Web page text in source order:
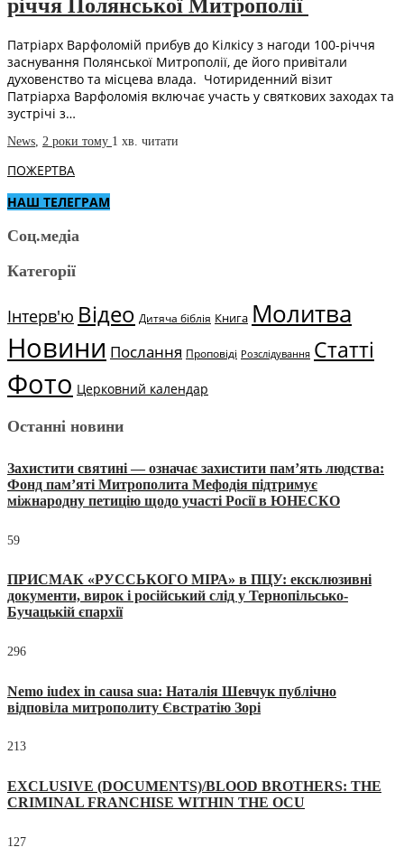
річчя Полянської Митрополії
Патріарх Варфоломій прибув до Кілкісу з нагоди 100-річчя
заснування Полянської Митрополії, де його привітали
духовенство та місцева влада. Чотириденний візит
Патріарха Варфоломія включає участь у святкових заходах та
зустрічі з…
News, 2 роки тому 1 хв. читати
ПОЖЕРТВА
НАШ ТЕЛЕГРАМ
Соц.медіа
Категорії
Інтерв'ю Відео Дитяча біблія Книга Молитва
Новини Послання Проповіді Розслідування Статті
Фото Церковний календар
Останні новини
Захистити святині — означає захистити пам’ять людства:
Фонд пам’яті Митрополита Мефодія підтримує
міжнародну петицію щодо участі Росії в ЮНЕСКО
59
ПРИСМАК «РУССЬКОГО МІРА» в ПЦУ: ексклюзивні
документи, вирок і російський слід у Тернопільсько-
Бучацькій єпархії
296
Nemo iudex in causa sua: Наталія Шевчук публічно
відповіла митрополиту Євстратію Зорі
213
EXCLUSIVE (DOCUMENTS)/BLOOD BROTHERS: THE
CRIMINAL FRANCHISE WITHIN THE OCU
127